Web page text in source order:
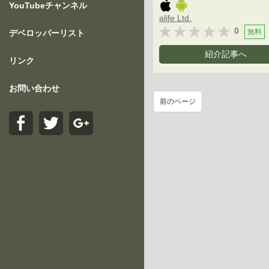
YouTubeチャンネル
デベロッパーリスト
リンク
お問い合わせ
alife Ltd.
0
無料
紹介記事へ
前のページ